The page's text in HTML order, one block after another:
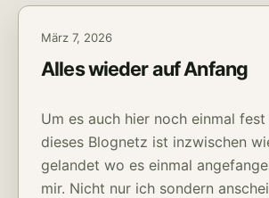
März 7, 2026
Alles wieder auf Anfang
Um es auch hier noch einmal fest
dieses Blognetz ist inzwischen
gelandet wo es einmal
mir. Nicht nur ich sondern